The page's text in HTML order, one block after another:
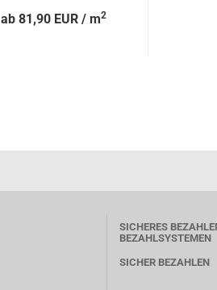
ab 81,90 EUR / m2
SICHERES
BEZAHLSYSTEMEN
SICHER BEZAHLEN